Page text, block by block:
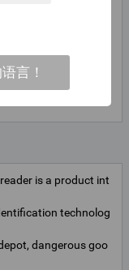
is a product int
technolog
dangerous goo
言！